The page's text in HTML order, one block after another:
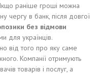
раніше гроші можна
чергу в банк, після довгої
без відмови
для українців.
від того про яку саме
Компанії отримують
товарів і послуг, а